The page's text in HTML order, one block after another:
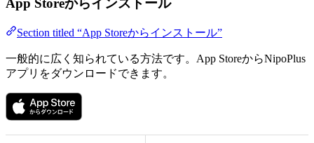
Section titled “App Storeからインストール”
一般的に広く知られている方法です。App StoreからNipoPlus
アプリをダウンロードできます。